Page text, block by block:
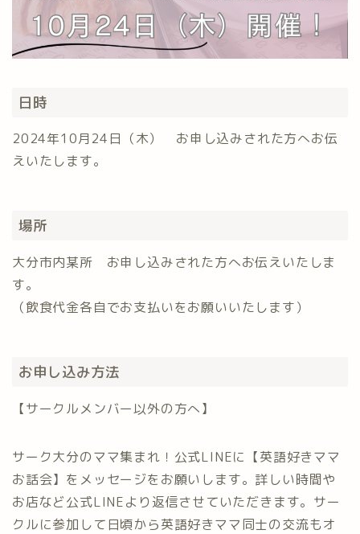
日時
2024年10月24日（木） お申し込みされた方へお伝
えいたします。
場所
大分市内某所 お申し込みされた方へお伝えいたしま
す。
（飲食代金各自でお支払いをお願いいたします）
お申し込み方法
【サークルメンバー以外の方へ】
サーク大分のママ集まれ！公式LINEに【英語好きママ
お話会】をメッセージをお願いします。詳しい時間や
お店など公式LINEより返信させていただきます。サー
クルに参加して日頃から英語好きママ同士の交流もオ